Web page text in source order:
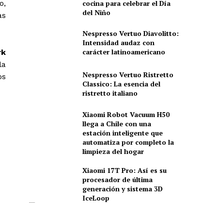
cocina para celebrar el Día
del Niño
Nespresso Vertuo Diavolitto:
Intensidad audaz con
carácter latinoamericano
Nespresso Vertuo Ristretto
Classico: La esencia del
ristretto italiano
Xiaomi Robot Vacuum H50
llega a Chile con una
estación inteligente que
automatiza por completo la
limpieza del hogar
Xiaomi 17T Pro: Así es su
procesador de última
generación y sistema 3D
IceLoop